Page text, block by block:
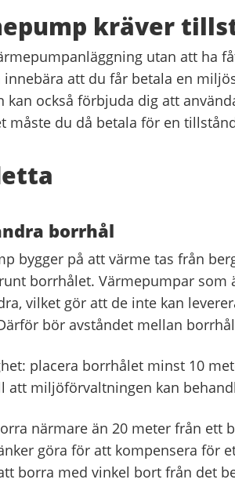
kräver
utan att ha
att du får betala en
också förbjuda dig att
måste du då betala för en
borrhål
bygger på att värme tas från
borrhålet. Värmepumpar som
vilket gör att de inte kan
bör avståndet mellan
placera borrhålet minst 10
att miljöförvaltningen kan
närmare än 20 meter från ett
göra för att kompensera för
borra med vinkel bort från det